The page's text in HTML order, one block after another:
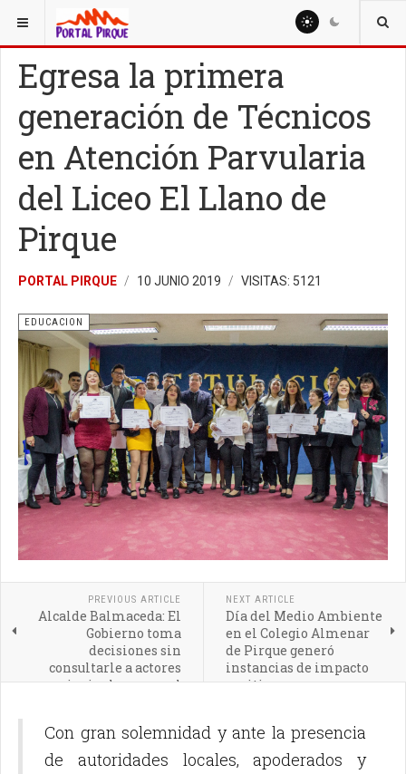
ESTÁ AQUÍ: EDUCACION
Egresa la primera
generación de Técnicos
en Atención Parvularia
del Liceo El Llano de
Pirque
PORTAL PIRQUE 10 JUNIO 2019 VISITAS: 5121
EDUCACION
PREVIOUS ARTICLE
Alcalde Balmaceda: El
Gobierno toma
decisiones sin
consultarle a actores
principales como el
NEXT ARTICLE
Día del Medio Ambiente
en el Colegio Almenar
de Pirque generó
instancias de impacto
positivo
Con gran solemnidad y ante la presencia
de autoridades locales, apoderados y